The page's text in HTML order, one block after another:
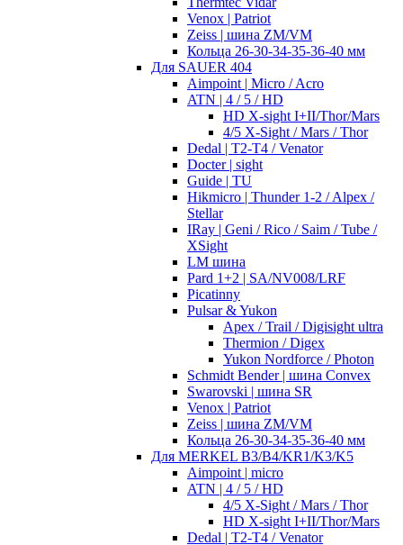
Venox | Patriot
Zeiss | шина ZM/VM
Кольца 26-30-34-35-36-40 мм
Для SAUER 404
Aimpoint | Micro / Acro
ATN | 4 / 5 / HD
HD X-sight I+II/Thor/Mars
4/5 X-Sight / Mars / Thor
Dedal | T2-T4 / Venator
Docter | sight
Guide | TU
Hikmicro | Thunder 1-2 / Alpex /
Stellar
IRay | Geni / Rico / Saim / Tube /
XSight
LM шина
Pard 1+2 | SA/NV008/LRF
Picatinny
Pulsar & Yukon
Apex / Trail / Digisight ultra
Thermion / Digex
Yukon Nordforce / Photon
Schmidt Bender | шина Convex
Swarovski | шина SR
Venox | Patriot
Zeiss | шина ZM/VM
Кольца 26-30-34-35-36-40 мм
Для MERKEL B3/B4/KR1/K3/K5
Aimpoint | micro
ATN | 4 / 5 / HD
4/5 X-Sight / Mars / Thor
HD X-sight I+II/Thor/Mars
Dedal | T2-T4 / Venator